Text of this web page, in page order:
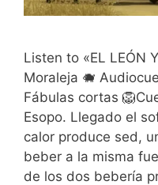
Listen to «EL LEÓN
Moraleja 🐗
Fábulas cortas
Esopo. Llegado el
calor produce sed,
beber a la misma
de los dos bebería